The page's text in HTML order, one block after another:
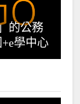
的公務
學中心